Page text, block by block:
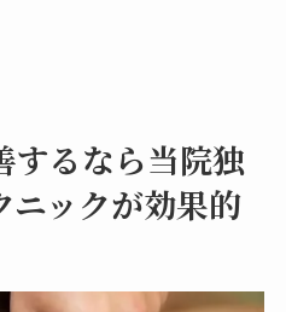
するなら当院独
ニックが効果的